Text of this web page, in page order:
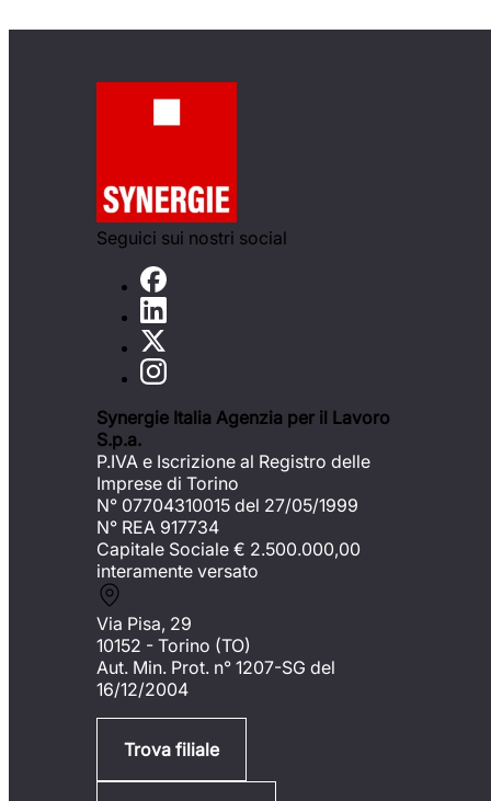
Seguici sui nostri social
Synergie Italia Agenzia per il Lavoro
S.p.a.
P.IVA e Iscrizione al Registro delle
Imprese di Torino
N° 07704310015 del 27/05/1999
N° REA 917734
Capitale Sociale € 2.500.000,00
interamente versato
Via Pisa, 29
10152 - Torino (TO)
Aut. Min. Prot. n° 1207-SG del
16/12/2004
Trova filiale